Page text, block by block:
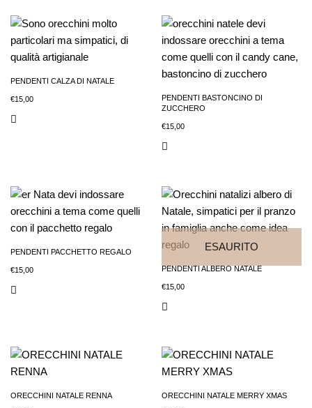
PENDENTI CALZA DI NATALE
€15,00
PENDENTI BASTONCINO DI
ZUCCHERO
€15,00
PENDENTI PACCHETTO REGALO
€15,00
ESAURITO
PENDENTI ALBERO NATALE
€15,00
ORECCHINI NATALE RENNA ORECCHINI NATALE MERRY XMAS